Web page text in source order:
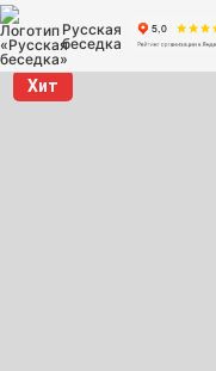
Русская
беседка
Хит